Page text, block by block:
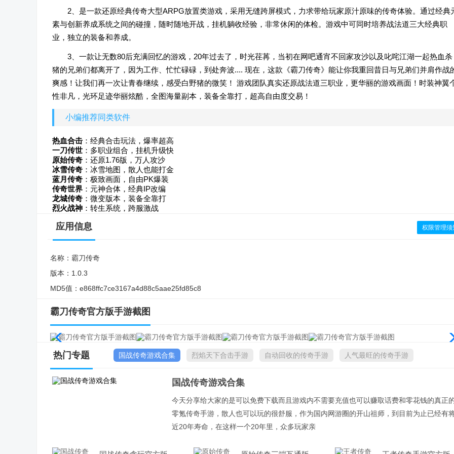
2、是一款还原经典传奇大型ARPG放置类游戏，采用无缝跨屏模式，力求带给玩家原汁原味的传奇体验。通过经典
素与创新养成系统之间的碰撞，随时随地开战，挂机躺收经验，非常休闲的体检。游戏中可同时培养战法道三大经典职
业，独立的装备和养成。
3、一款让无数80后充满回忆的游戏，20年过去了，时光荏苒，当初在网吧通宵不回家攻沙以及叱咤江湖一起热血杀
猪的兄弟们都离开了，因为工作、忙忙碌碌，到处奔波.... 现在，这款《霸刀传奇》能让你我重回昔日与兄弟们并肩作战
爽感！让我们再一次让青春继续，感受白野猪的微笑！ 游戏团队真实还原战法道三职业，更华丽的游戏画面！时装神翼
性非凡，光环足迹华丽炫酷，全图海量副本，装备全靠打，超高自由度交易！
小编推荐同类软件
热血合击 ：经典合击玩法，爆率超高
一刀传世 ：多职业组合，挂机升级快
原始传奇 ：还原1.76版，万人攻沙
冰雪传奇 ：冰雪地图，散人也能打金
蓝月传奇 ：极致画面，自由PK爆装
传奇世界 ：元神合体，经典IP改编
龙城传奇 ：微变版本，装备全靠打
烈火战神 ：转生系统，跨服激战
应用信息 权限管理须
名称： 霸刀传奇
版本： 1.0.3
MD5值： e868ffc7ce3167a4d88c5aae25fd85c8
霸刀传奇官方版手游截图
热门专题 国战传奇游戏合集 烈焰天下合击手游 自动回收的传奇手游 人气最旺的传奇手游
国战传奇游戏合集
今天分享给大家的是可以免费下载而且游戏内不需要充值也可以赚取话费和零花钱的真正
零氪传奇手游，散人也可以玩的很舒服，作为国内网游圈的开山祖师，到目前为止已经有
近20年寿命，在这样一个20年里，众多玩家亲